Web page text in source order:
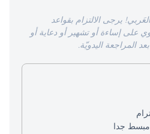
يرجى الالتزام بقواعد
على إساءة أو تشهير أو دعاية أو
المراجعة اليدويّة.
مبسط جدا